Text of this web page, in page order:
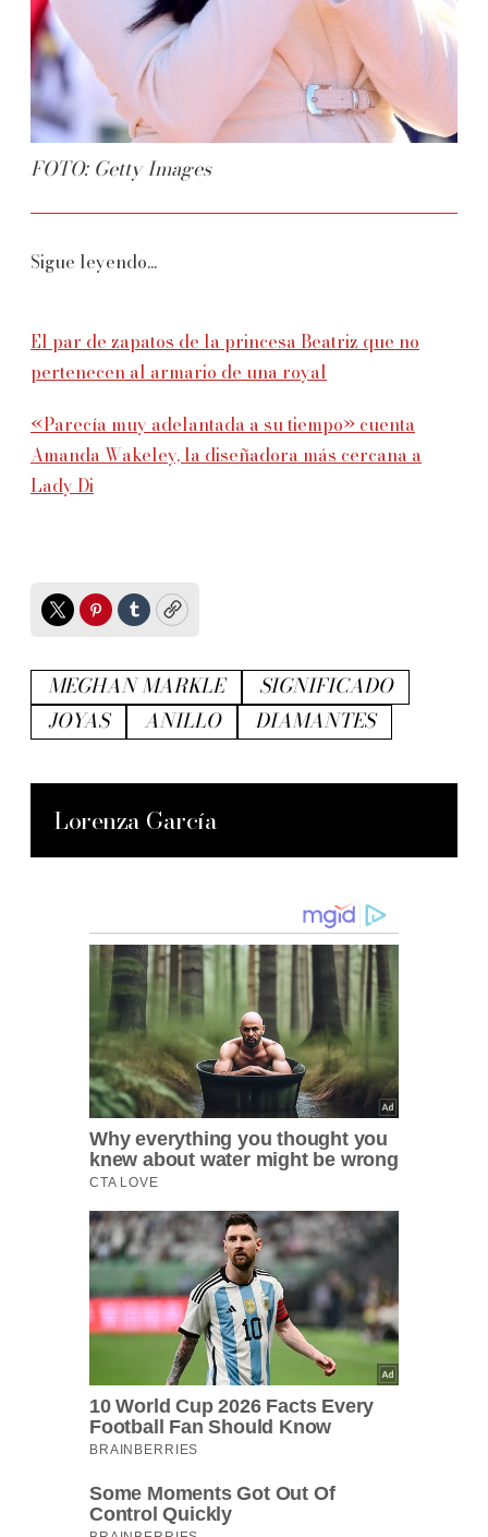
FOTO: Getty Images
Sigue leyendo...
El par de zapatos de la princesa Beatriz que no
pertenecen al armario de una royal
«Parecía muy adelantada a su tiempo» cuenta
Amanda Wakeley, la diseñadora más cercana a
Lady Di
TwitterPinterest
TumblrCopy
MEGHAN MARKLE
SIGNIFICADO
JOYAS
ANILLO DIAMANTES
Lorenza García